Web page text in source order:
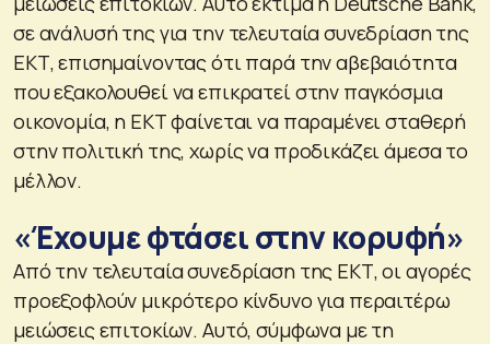
σε ανάλυσή της για την τελευταία συνεδρίαση της
ΕΚΤ, επισημαίνοντας ότι παρά την αβεβαιότητα
που εξακολουθεί να επικρατεί στην παγκόσμια
οικονομία, η ΕΚΤ φαίνεται να παραμένει σταθερή
στην πολιτική της, χωρίς να προδικάζει άμεσα το
μέλλον.
«Έχουμε φτάσει στην κορυφή»
Από την τελευταία συνεδρίαση της ΕΚΤ, οι αγορές
προεξοφλούν μικρότερο κίνδυνο για περαιτέρω
μειώσεις επιτοκίων. Αυτό, σύμφωνα με τη